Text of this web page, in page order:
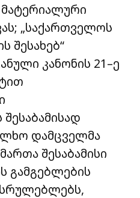
„საქართველოს
შესახებ“
კანონის 21–ე
დამცველმა
შესაბამისი
გამგებლების